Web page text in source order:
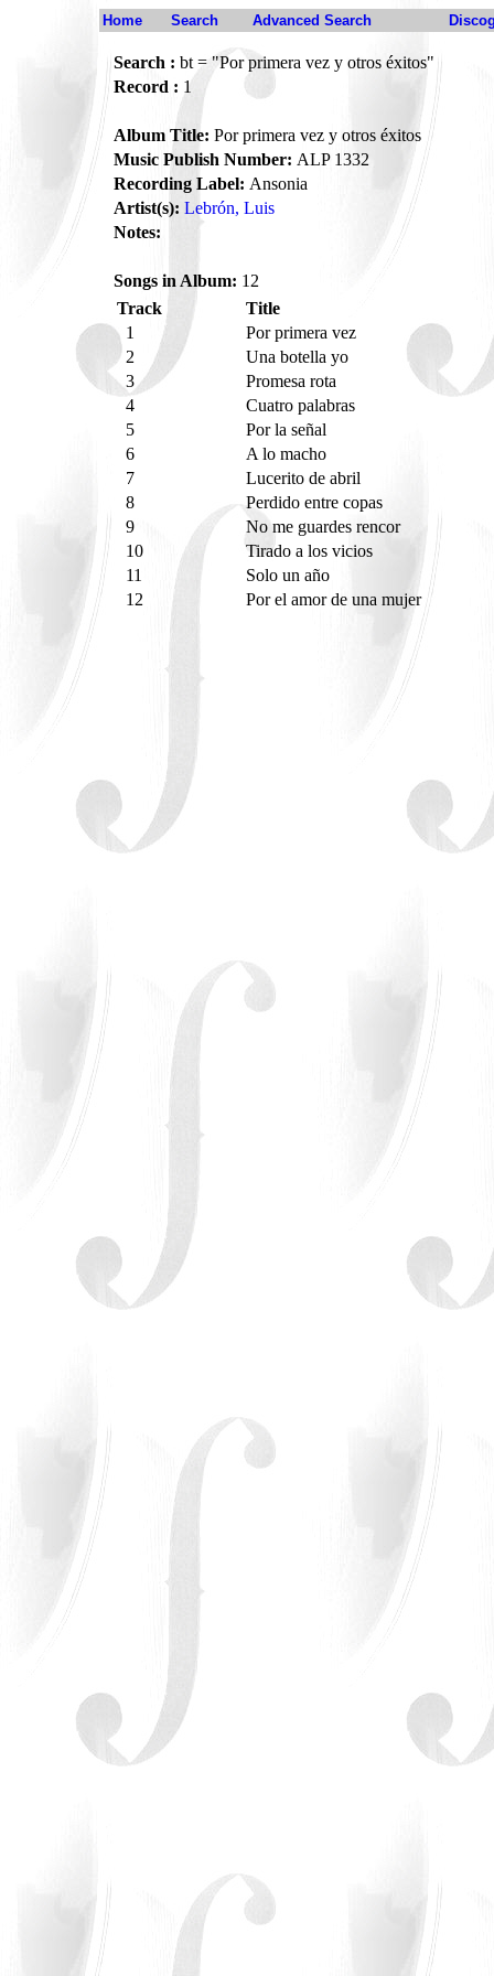
Home Search Advanced Search
Search : bt = "Por primera vez y otros éxitos"
Record : 1
Album Title: Por primera vez y otros éxitos
Music Publish Number: ALP 1332
Recording Label: Ansonia
Artist(s): Lebrón, Luis
Notes:
Songs in Album: 12
Track
Title
1
Por primera vez
2
Una botella yo
3
Promesa rota
4
Cuatro palabras
5
Por la señal
6
A lo macho
7
Lucerito de abril
8
Perdido entre copas
9
No me guardes rencor
10
Tirado a los vicios
11
Solo un año
12
Por el amor de una mujer